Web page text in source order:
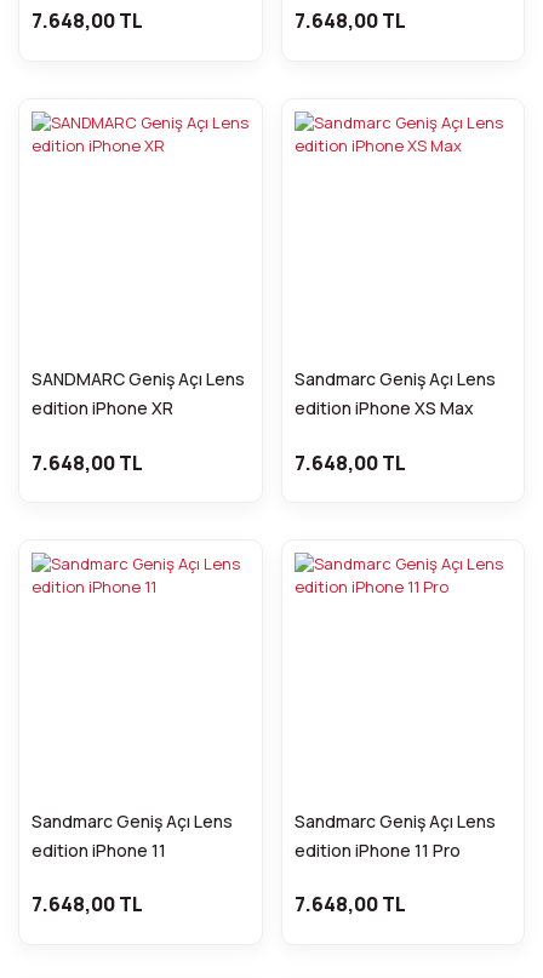
7.648,00 TL 7.648,00 TL
SANDMARC Geniş Açı Lens
edition iPhone XR
7.648,00 TL
Sandmarc Geniş Açı Lens
edition iPhone XS Max
7.648,00 TL
Sandmarc Geniş Açı Lens
edition iPhone 11
7.648,00 TL
Sandmarc Geniş Açı Lens
edition iPhone 11 Pro
7.648,00 TL